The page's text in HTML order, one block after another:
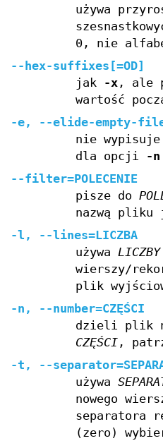
używa
0, nie
--hex-suffixes[=OD]
jak
-x, ale
wartość
-e, --elide-empty-
nie
dla opcji
-n
--filter=POLECENIE
pisze do
nazwą pliku
-l, --lines=LICZBA
używa LICZBY
wierszy/
plik
-n, --number=CZĘŚCI
dzieli plik
CZĘŚCI,
-t, --
używa
nowego
separatora
(zero)